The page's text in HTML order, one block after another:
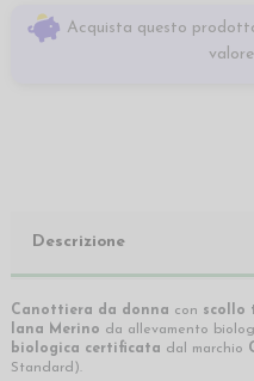
Acquista questo
Descrizione
Canottiera da donna con scollo
lana Merino da allevamento
biologica certificata dal marchio
Standard).